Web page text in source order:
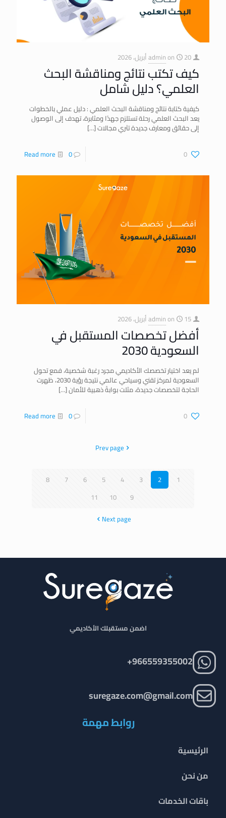
adminon 20 أبريل، 2026
كيف تكتب نتائج ومناقشة البحث
العلمي؟ دليل شامل
كيفية كتابة نتائج ومناقشة البحث العلمي : دليل عملي بالخطوات
يعد البحث العلمي رحلة تستلزم جهدًا ومثابرة، تهدف إلى الوصول
إلى حقائق ومعارف جديدة تثري مجالات[…]
0
0
Read more
adminon 15 أبريل، 2026
أفضل تخصصات المستقبل في
السعودية 2030
لم يعد اختيار تخصصك الأكاديمي مجرد رغبة شخصية، فمع تحول
السعودية لمركز تقني وسياحي عالمي نتيجة رؤية 2030، ظهرت
الحاجة لتخصصات جديدة، مثلت بوابةً ذهبية للأمان[…]
0
0
Read more
Prev page
1
2
3
4
5
6
7
8
9
10
11
Next page
اضمن مستقبلك الأكاديمي
966559355002+
suregaze.com@gmail.com
روابط مهمة
الرئيسية
من نحن
باقات الخدمات